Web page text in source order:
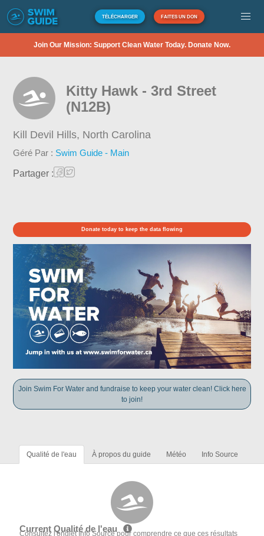
TÉLÉCHARGER FAITES UN DON
Join Our Mission: Support Clean Water Today. Donate Now.
Kitty Hawk - 3rd Street
(N12B)
Kill Devil Hills, North Carolina
Géré Par : Swim Guide - Main
Partager :
Donate today to keep the data flowing
Join Swim For Water and fundraise to keep your water clean! Click here
to join!
Qualité de l'eau À propos du guide Météo Info Source
Current Qualité de l'eau
Consultez l'onglet Info Source pour comprendre ce que ces résultats